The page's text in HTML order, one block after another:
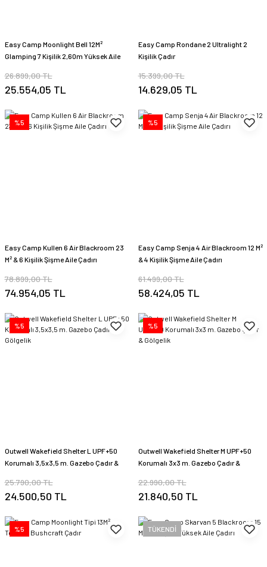
Easy Camp Moonlight Bell 12M²
Glamping 7 Kişilik 2,60m Yüksek Aile
26.899,00 TL
25.554,05 TL
Easy Camp Rondane 2 Ultralight 2
Kişilik Çadır
15.399,00 TL
14.629,05 TL
%5
Easy Camp Kullen 6 Air Blackroom 23
M² & 6 Kişilik Şişme Aile Çadırı
78.899,00 TL
74.954,05 TL
%5
Easy Camp Senja 4 Air Blackroom 12 M²
& 4 Kişilik Şişme Aile Çadırı
61.499,00 TL
58.424,05 TL
%5
Outwell Wakefield Shelter L UPF+50
Korumalı 3,5x3,5 m. Gazebo Çadır &
25.790,00 TL
24.500,50 TL
%5
Outwell Wakefield Shelter M UPF+50
Korumalı 3x3 m. Gazebo Çadır &
22.990,00 TL
21.840,50 TL
%5 TÜKENDİ